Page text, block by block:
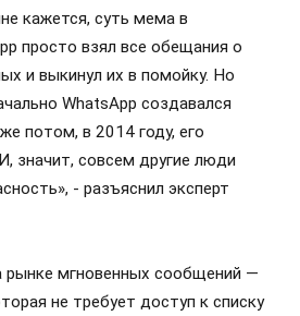
кажется, суть мема в
просто взял все обещания о
и выкинул их в помойку. Но
WhatsApp создавался
потом, в 2014 году, его
значит, совсем другие люди
- разъяснил эксперт
рынке мгновенных сообщений —
не требует доступ к списку